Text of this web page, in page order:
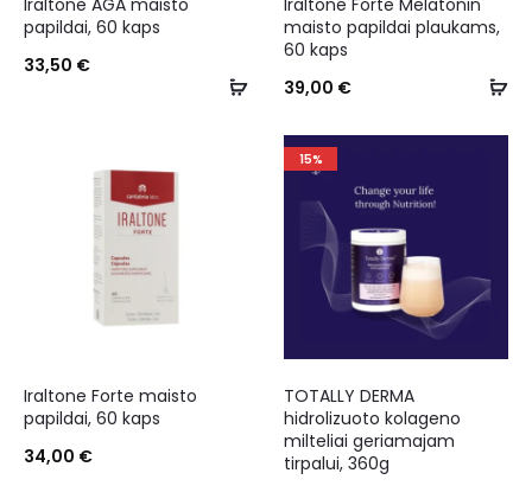
Iraltone AGA maisto
papildai, 60 kaps
33,50 €
Iraltone Forte Melatonin
maisto papildai plaukams,
60 kaps
39,00 €
Iraltone Forte maisto
papildai, 60 kaps
34,00 €
15%
TOTALLY DERMA
hidrolizuoto kolageno
milteliai geriamajam
tirpalui, 360g